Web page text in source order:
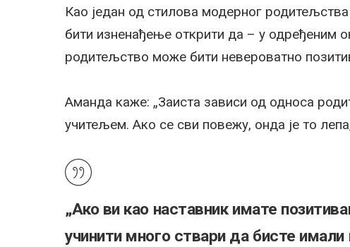
Као један од стилова модерног
бити изненађење открити да – у одређеним
родитељство може бити невероватно
Аманда каже: „Заиста зависи од односа
учитељем. Ако се сви повежу, онда је то
„Ако ви као наставник имате
учинити много ствари да бисте имали